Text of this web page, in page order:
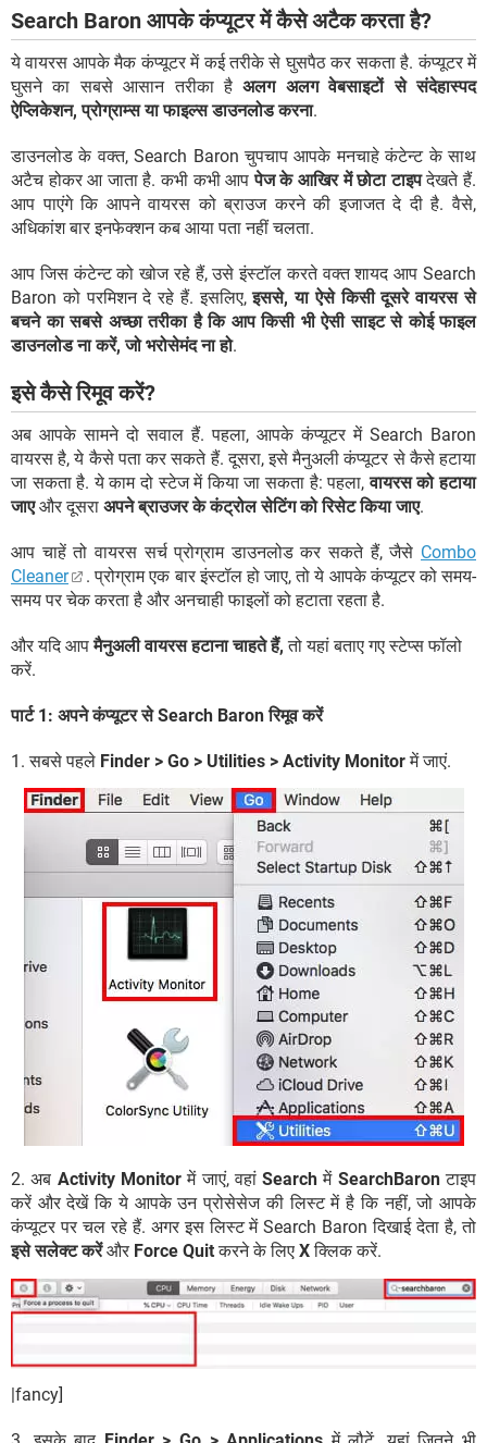
Search Baron आपके कंप्यूटर में कैसे अटैक करता है?
ये वायरस आपके मैक कंप्यूटर में कई तरीके से घुसपैठ कर सकता है. कंप्यूटर में
घुसने का सबसे आसान तरीका हैअलग अलग वेबसाइटों से संदेहास्पद
ऐप्लिकेशन, प्रोग्राम्स या फाइल्स डाउनलोड करना.
डाउनलोड के वक्त, Search Baron चुपचाप आपके मनचाहे कंटेन्ट के साथ
अटैच होकर आ जाता है. कभी कभी आपपेज के आखिर में छोटा टाइपदेखते हैं.
आप पाएंगे कि आपने वायरस को ब्राउज करने की इजाजत दे दी है. वैसे,
अधिकांश बार इनफेक्शन कब आया पता नहीं चलता.
आप जिस कंटेन्ट को खोज रहे हैं, उसे इंस्टॉल करते वक्त शायद आप Search
Baron को परमिशन दे रहे हैं. इसलिए,इससे, या ऐसे किसी दूसरे वायरस से
बचने का सबसे अच्छा तरीका है कि आप किसी भी ऐसी साइट से कोई फाइल
डाउनलोड ना करें, जो भरोसेमंद ना हो.
इसे कैसे रिमूव करें?
अब आपके सामने दो सवाल हैं. पहला, आपके कंप्यूटर में Search Baron
वायरस है, ये कैसे पता कर सकते हैं. दूसरा, इसे मैनुअली कंप्यूटर से कैसे हटाया
जा सकता है. ये काम दो स्टेज में किया जा सकता है: पहला,वायरस को हटाया
जाएऔर दूसरा अपने ब्राउजर के कंट्रोल सेटिंग को रिसेट किया जाए.
आप चाहें तो वायरस सर्च प्रोग्राम डाउनलोड कर सकते हैं, जैसे Combo
Cleaner
. प्रोग्राम एक बार इंस्टॉल हो जाए, तो ये आपके कंप्यूटर को समय-
समय पर चेक करता है और अनचाही फाइलों को हटाता रहता है.
और यदि आपमैनुअली वायरस हटाना चाहते हैं, तो यहां बताए गए स्टेप्स फॉलो
करें.
पार्ट 1: अपने कंप्यूटर से Search Baron रिमूव करें
1. सबसे पहले Finder > Go > Utilities > Activity Monitorमें जाएं.
2. अब Activity Monitorमें जाएं, वहांSearch में SearchBaronटाइप
करें और देखें कि ये आपके उन प्रोसेसेज की लिस्ट में है कि नहीं, जो आपके
कंप्यूटर पर चल रहे हैं. अगर इस लिस्ट में Search Baron दिखाई देता है, तो
इसे सलेक्ट करेंऔर Force Quitकरने के लिए Xक्लिक करें.
|fancy]